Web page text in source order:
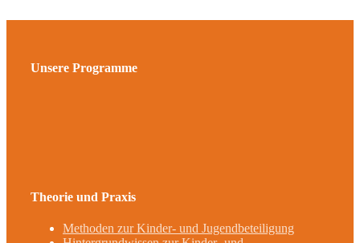
Unsere Programme
Theorie und Praxis
Methoden zur Kinder- und Jugendbeteiligung